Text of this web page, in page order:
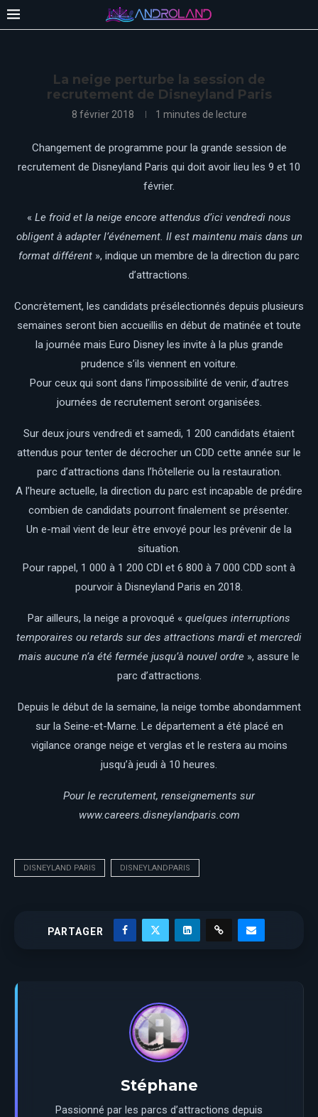
La neige perturbe la session de
recrutement de Disneyland Paris
8 février 2018 1 minutes de lecture
Changement de programme pour la grande session de
recrutement de Disneyland Paris qui doit avoir lieu les 9 et 10
février.
« Le froid et la neige encore attendus d’ici vendredi nous
obligent à adapter l’événement. Il est maintenu mais dans un
format différent », indique un membre de la direction du parc
d’attractions.
Concrètement, les candidats présélectionnés depuis plusieurs
semaines seront bien accueillis en début de matinée et toute
la journée mais Euro Disney les invite à la plus grande
prudence s’ils viennent en voiture.
Pour ceux qui sont dans l’impossibilité de venir, d’autres
journées de recrutement seront organisées.
Sur deux jours vendredi et samedi, 1 200 candidats étaient
attendus pour tenter de décrocher un CDD cette année sur le
parc d’attractions dans l’hôtellerie ou la restauration.
A l’heure actuelle, la direction du parc est incapable de prédire
combien de candidats pourront finalement se présenter.
Un e-mail vient de leur être envoyé pour les prévenir de la
situation.
Pour rappel, 1 000 à 1 200 CDI et 6 800 à 7 000 CDD sont à
pourvoir à Disneyland Paris en 2018.
Par ailleurs, la neige a provoqué « quelques interruptions
temporaires ou retards sur des attractions mardi et mercredi
mais aucune n’a été fermée jusqu’à nouvel ordre », assure le
parc d’attractions.
Depuis le début de la semaine, la neige tombe abondamment
sur la Seine-et-Marne. Le département a été placé en
vigilance orange neige et verglas et le restera au moins
jusqu’à jeudi à 10 heures.
Pour le recrutement, renseignements sur
www.careers.disneylandparis.com
DISNEYLAND PARIS DISNEYLANDPARIS
PARTAGER
Stéphane
Passionné par les parcs d’attractions depuis